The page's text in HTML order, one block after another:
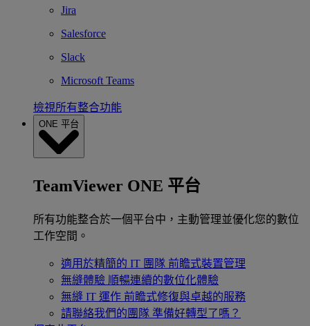
Jira
Salesforce
Slack
Microsoft Teams
檢視所有整合功能
ONE 平台
TeamViewer ONE 平台
所有功能整合於一個平台中，主動管理並優化您的數位
工作空間。
適用於精簡的 IT 團隊 前瞻式裝置管理
無縫體驗 順暢連續的數位化體驗
無縫 IT 運作 前瞻式修復與卓越的服務
請聯絡我們的團隊 準備好轉型了嗎？